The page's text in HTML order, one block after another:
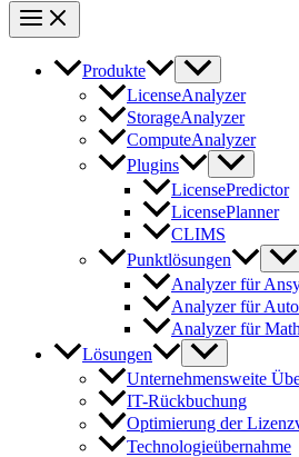
Produkte
LicenseAnalyzer
StorageAnalyzer
ComputeAnalyzer
Plugins
LicensePredictor
LicensePlanner
CLIMS
Punktlösungen
Analyzer für
Analyzer für
Analyzer für
Lösungen
Unternehmensweite
IT-Rückbuchung
Optimierung der
Technologieübernahme